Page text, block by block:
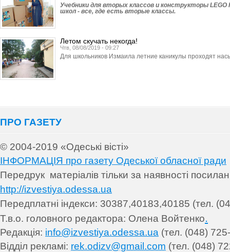
Учебники для вторых классов и конструкторы LEGO
школ - все, где есть вторые классы.
Летом скучать некогда!
Чтв, 08/08/2019 - 09:27
Для школьников Измаила летние каникулы проходят
ПРО ГАЗЕТУ
© 2004-2019 «Одеські вісті»
ІНФОРМАЦІЯ про газету Одеської обласної ради
Передрук матеріалів тільки за наявності
http://izvestiya.odessa.ua
Передплатні індекси: 30387,40183,40185 (тел.
Т.в.о. головного редактора: Олена Войтенко.
Редакція: info@izvestiya.odessa.ua (тел. (048)
Відділ рекламі: rek.odizv@gmail.com (тел. (048)